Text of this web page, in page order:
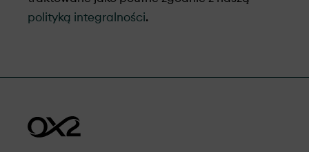
polityką integralności.